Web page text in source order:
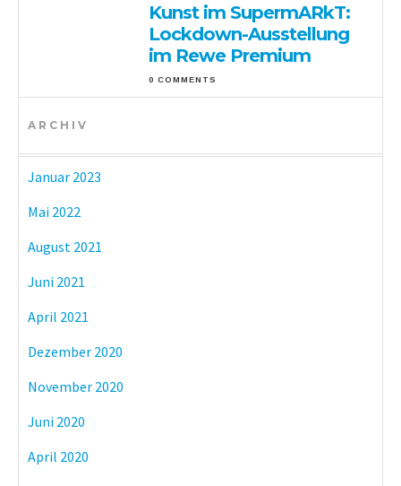
Kunst im SupermARkT:
Lockdown-Ausstellung
im Rewe Premium
0 COMMENTS
ARCHIV
Januar 2023
Mai 2022
August 2021
Juni 2021
April 2021
Dezember 2020
November 2020
Juni 2020
April 2020